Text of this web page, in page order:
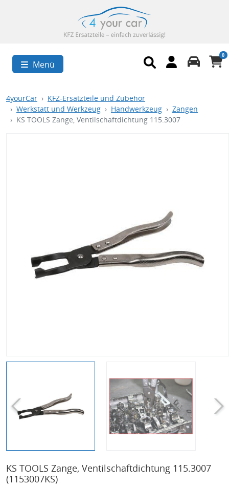
Menü
0
4yourCar
KFZ-Ersatzteile und Zubehör
Werkstatt und Werkzeug
Handwerkzeug
Zangen
KS TOOLS Zange, Ventilschaftdichtung 115.3007
KS TOOLS Zange, Ventilschaftdichtung 115.3007
(1153007KS)